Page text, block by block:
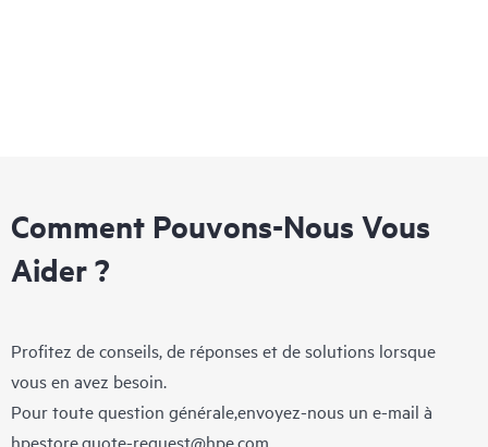
Comment Pouvons-Nous Vous
Aider ?
Profitez de conseils, de réponses et de solutions lorsque
vous en avez besoin.
Pour toute question générale,envoyez-nous un e-mail à
hpestore.quote-request@hpe.com